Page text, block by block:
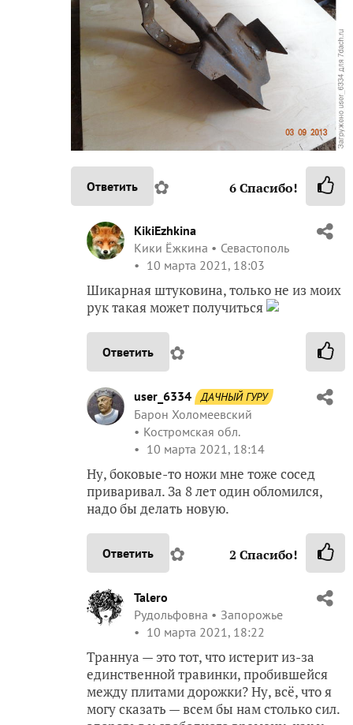
Ответить ✿ 6Спасибо!
KikiEzhkina
Кики Ёжкина
Севастополь
10 марта 2021, 18:03
Шикарная штуковина, только не из моих
рук такая может получиться
Ответить ✿
user_6334 ДАЧНЫЙ ГУРУ
Барон Холомеевский
Костромская обл.
10 марта 2021, 18:14
Ну, боковые-то ножи мне тоже сосед
приваривал. За 8 лет один обломился,
надо бы делать новую.
Ответить ✿ 2 Спасибо!
Talero
Рудольфовна
Запорожье
10 марта 2021, 18:22
Траннуа — это тот, что истерит из-за
единственной травинки, пробившейся
между плитами дорожки? Ну, всё, что я
могу сказать — всем бы нам столько сил.